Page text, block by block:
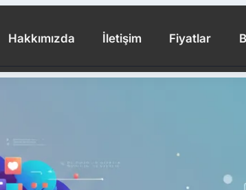
Hakkımızda İletişim Fiyatlar